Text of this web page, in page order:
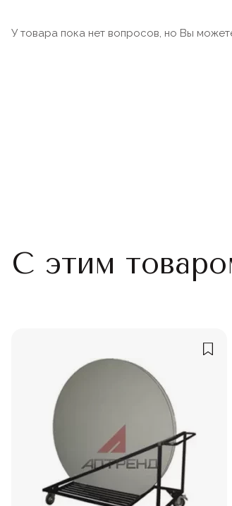
У товара пока нет вопросов, но Вы
С этим